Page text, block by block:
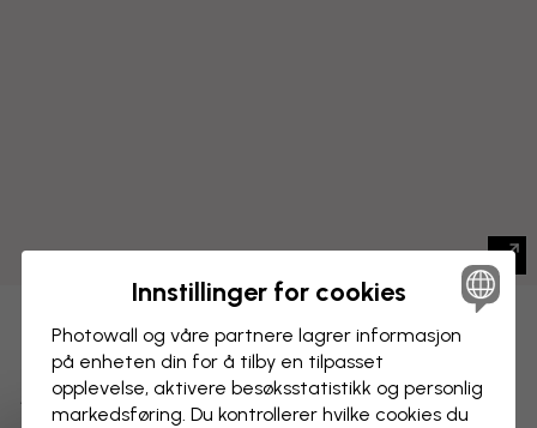
Marinehage - Grøn
LERRETSBILDE Lagre
Innstillinger for cookies
Photowall og våre partnere lagrer informasjon
på enheten din for å tilby en tilpasset
opplevelse, aktivere besøks­statistikk og personlig
markedsføring. Du kontrollerer hvilke cookies du